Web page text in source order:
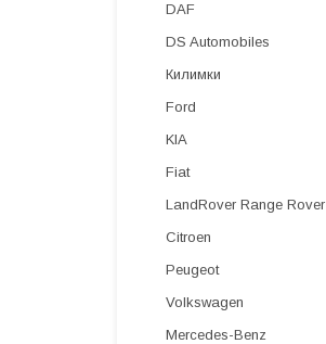
DAF
DS Automobiles
Килимки
Ford
KIA
Fiat
LandRover Range Rover
Citroen
Peugeot
Volkswagen
Mercedes-Benz